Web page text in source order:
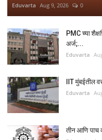
Eduvarta Aug 9, 2026 0
PMC च्या
अर्ज;...
Eduvarta
IIT मुंबईतील
Eduvarta
तीन आणि पाच